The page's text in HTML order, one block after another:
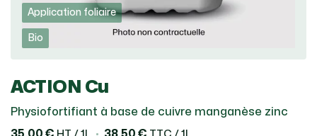
Application foliaire
Bio
ACTION Cu
Physiofortifiant à base de cuivre manganèse zinc